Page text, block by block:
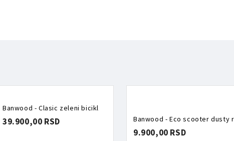
Banwood - Clasic zeleni bicikl
39.900,00 RSD
9.900,00 RSD